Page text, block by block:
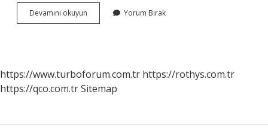
Devamını okuyun
Ne
Yorum Bırak
https://www.turboforum.com.tr https://rothys.com.tr
https://qco.com.trSitemap